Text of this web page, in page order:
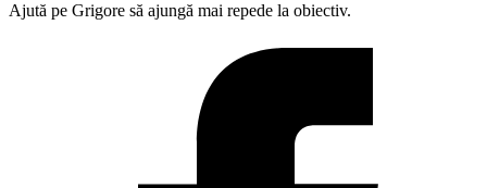
Ajută pe Grigore să ajungă mai repede la obiectiv.